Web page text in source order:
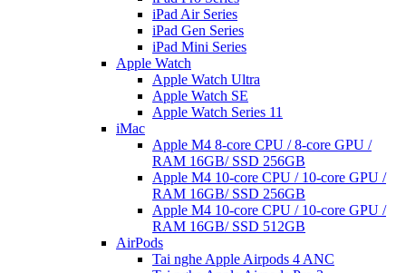
iPad Air Series
iPad Gen Series
iPad Mini Series
Apple Watch
Apple Watch Ultra
Apple Watch SE
Apple Watch Series 11
iMac
Apple M4 8-core CPU / 8-core GPU /
RAM 16GB/ SSD 256GB
Apple M4 10-core CPU / 10-core GPU /
RAM 16GB/ SSD 256GB
Apple M4 10-core CPU / 10-core GPU /
RAM 16GB/ SSD 512GB
AirPods
Tai nghe Apple Airpods 4 ANC